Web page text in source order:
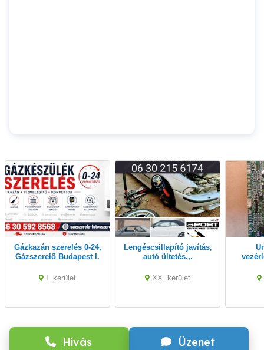
Hívás Üzenet
Gázkazán szerelés 0-24,
Gázszerelő Budapest I.
I. kerület
Lengéscsillapító javítás,
autó ültetés.,.
XX. kerület
Unical Kone